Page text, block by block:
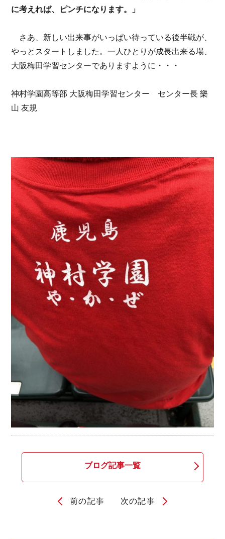
に考えれば、ピンチになります。」
さあ、新しい出来事がいっぱい待っている後半戦が、
やっとスタートしました。一人ひとりが成長出来る場、
大阪梅田学習センターでありますように・・・
神村学園高等部 大阪梅田学習センター センター長 樂
山 友規
ブログ記事一覧
前の記事 次の記事